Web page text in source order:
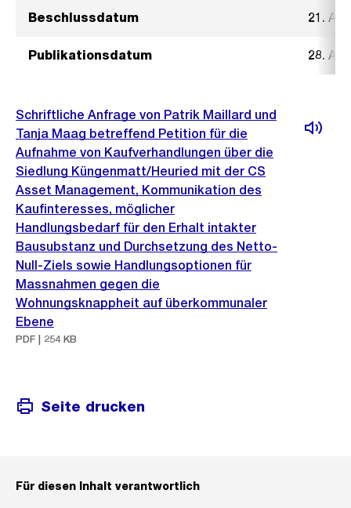
Beschlussdatum 21.
Publikationsdatum 28.
Schriftliche Anfrage von Patrik Maillard und
Tanja Maag betreffend Petition für die
Aufnahme von Kaufverhandlungen über die
Siedlung Küngenmatt/Heuried mit der CS
Asset Management, Kommunikation des
Kaufinteresses, möglicher
Handlungsbedarf für den Erhalt intakter
Bausubstanz und Durchsetzung des Netto-
Null-Ziels sowie Handlungsoptionen für
Massnahmen gegen die
Wohnungsknappheit auf überkommunaler
Ebene
PDF | 254 KB
Seite drucken
Für diesen Inhalt verantwortlich